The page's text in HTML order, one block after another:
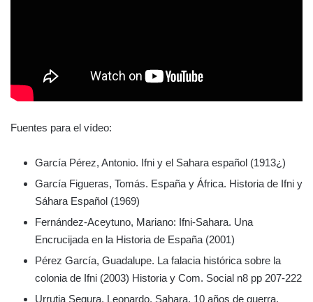
Fuentes para el vídeo:
García Pérez, Antonio. Ifni y el Sahara español (1913¿)
García Figueras, Tomás. España y África. Historia de Ifni y
Sáhara Español (1969)
Fernández-Aceytuno, Mariano: Ifni-Sahara. Una
Encrucijada en la Historia de España (2001)
Pérez García, Guadalupe. La falacia histórica sobre la
colonia de Ifni (2003) Historia y Com. Social n8 pp 207-222
Urrutia Segura, Leonardo. Sahara, 10 años de guerra.